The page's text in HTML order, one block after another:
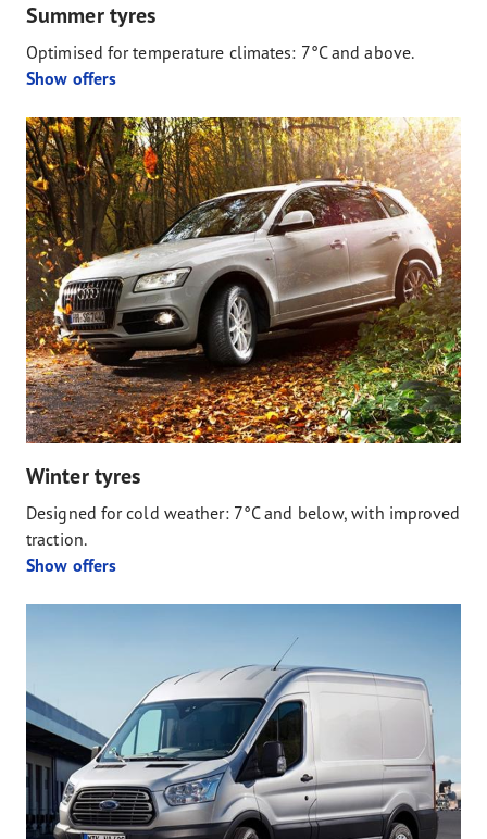
Summer tyres
Optimised for temperature climates: 7°C and above.
Show offers
Winter tyres
Designed for cold weather: 7°C and below, with improved
traction.
Show offers